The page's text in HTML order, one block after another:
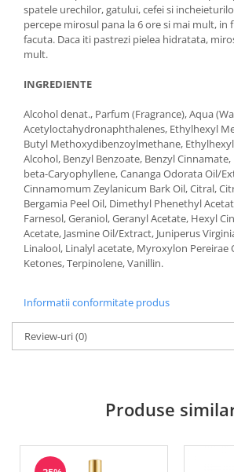
spatele urechilor, gatului, cefei si
percepe mirosul pana la 6 ore si mai mult, in
facuta. Daca iti pastrezi pielea hidratata,
mult.
INGREDIENTE
Alcohol denat., Parfum (Fragrance), Aqua
Acetyloctahydronaphthalenes, Ethylhexyl
Butyl Methoxydibenzoylmethane, Ethylhexyl
Alcohol, Benzyl Benzoate, Benzyl Cinnamate,
beta-Caryophyllene, Cananga Odorata Oil/
Cinnamomum Zeylanicum Bark Oil, Citral,
Bergamia Peel Oil, Dimethyl Phenethyl
Farnesol, Geraniol, Geranyl Acetate, Hexyl
Acetate, Jasmine Oil/Extract, Juniperus
Linalool, Linalyl acetate, Myroxylon Pereirae
Ketones, Terpinolene, Vanillin.
Informatii conformitate produs
Review-uri(0)
Produse